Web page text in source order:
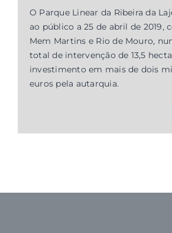
O Parque Linear da Ribeira da
ao público a 25 de abril de 2019,
Mem Martins e Rio de Mouro,
total de intervenção de 13,5
investimento em mais de dois
euros pela autarquia.